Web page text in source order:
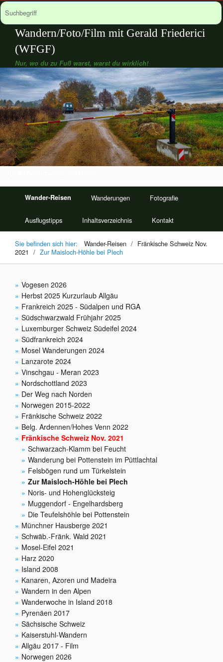
Wandern/Foto/Film mit Gerald Friederici
(WFGF)
Nur, wo du zu Fuß warst, warst du wirklich!
Wander-Reisen Wanderungen Fotografie
Ausflugstipps Inhaltsverzeichnis Kontakt
Sie befinden sich hier: Wander-Reisen / Fränkische Schweiz Nov.
2021 / Zur Maisloch-Höhle bei Plech
Vogesen 2026
Herbst 2025 Kurzurlaub Allgäu
Frankreich 2025 - Südalpen und RGA
Südschwarzwald Frühjahr 2025
Luxemburger Schweiz Südeifel 2024
Südfrankreich 2024
Mosel Wanderungen 2024
Lanzarote 2024
Vinschgau - Meran 2023
Nordschottland 2023
Der Weg nach Norden
Norwegen 2015-2022
Fränkische Schweiz 2022
Belg. Ardennen/Hohes Venn 2022
Fränkische Schweiz Nov. 2021
Schwarzach-Klamm bei Feucht
Wanderung bei Pottenstein im Püttlachtal
Felsbögen rund um Türkelstein
Zur Maisloch-Höhle bei Plech
Noris- und Hohenglücksteig
Muggendorf - Engelhardsberg
Die Teufelshöhle bei Pottenstein
Münchner Hausberge 2021
Schwäb.-Fränk. Wald 2021
Mosel-Eifel 2021
Harz 2020
Island 2008
Kanaren, Azoren und Madeira
Wandern in den Alpen
Wanderwoche in Island 2018
Pyrenäen 2017
Sächsische Schweiz
Kaiserstuhl-Wandern
Allgäu 2017 - Film
Norwegen 2026